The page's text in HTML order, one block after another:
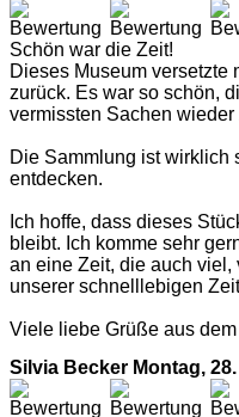
Schön war die Zeit!
Dieses Museum versetzte
zurück. Es war so schön,
vermissten Sachen wieder
Die Sammlung ist wirklich
entdecken.
Ich hoffe, dass dieses
bleibt. Ich komme sehr
an eine Zeit, die auch viel,
unserer schnelllebigen
Viele liebe Grüße aus
Silvia Becker Montag,